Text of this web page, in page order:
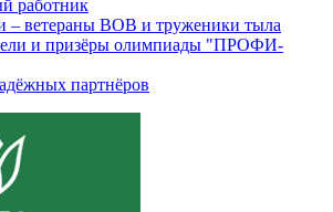
работник
– ветераны ВОВ и труженики тыла
и призёры олимпиады "ПРОФИ-
партнёров